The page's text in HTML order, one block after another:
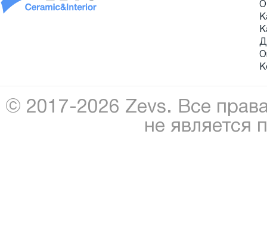
О
© 2017-2026 Zevs. Все
не является